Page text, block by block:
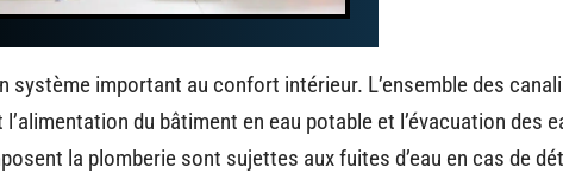
système important au confort intérieur. L’ensemble des
du bâtiment en eau potable et l’évacuation des
la plomberie sont sujettes aux fuites d’eau en cas de